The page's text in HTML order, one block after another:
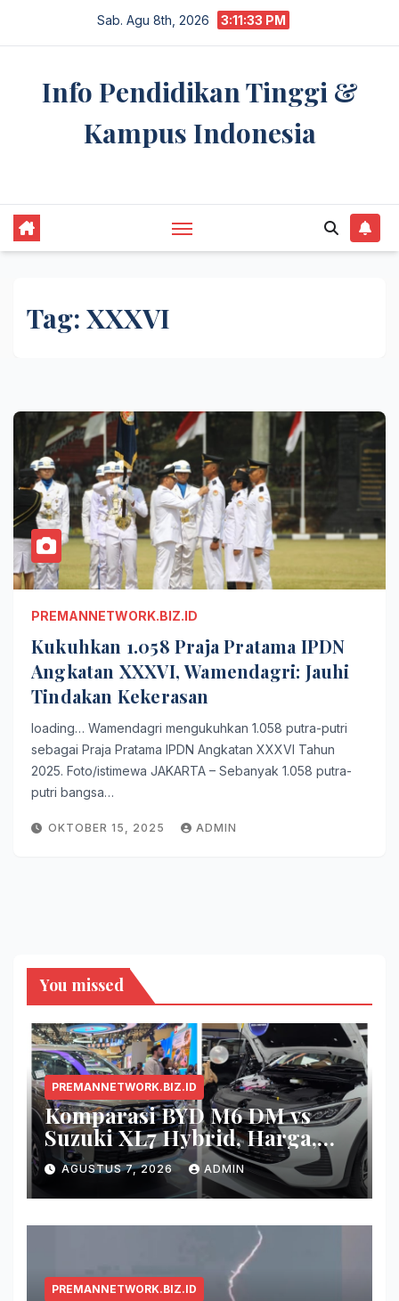
Sab. Agu 8th, 2026 3:11:33 PM
Info Pendidikan Tinggi &
Kampus Indonesia
Tag: XXXVI
PREMANNETWORK.BIZ.ID
Kukuhkan 1.058 Praja Pratama IPDN
Angkatan XXXVI, Wamendagri: Jauhi
Tindakan Kekerasan
loading… Wamendagri mengukuhkan 1.058 putra-putri
sebagai Praja Pratama IPDN Angkatan XXXVI Tahun
2025. Foto/istimewa JAKARTA – Sebanyak 1.058 putra-
putri bangsa…
OKTOBER 15, 2025 ADMIN
You missed
PREMANNETWORK.BIZ.ID
Komparasi BYD M6 DM vs
Suzuki XL7 Hybrid, Harga,
Fitur, dan Seberapa Irit?
AGUSTUS 7, 2026 ADMIN
PREMANNETWORK.BIZ.ID